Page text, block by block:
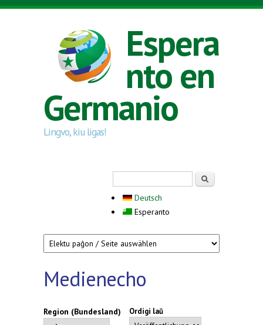
Skip to main content
Espera
nto en
Germanio
Lingvo, kiu ligas!
Deutsch
Esperanto
Medienecho
Region (Bundesland) Ordigi laŭ